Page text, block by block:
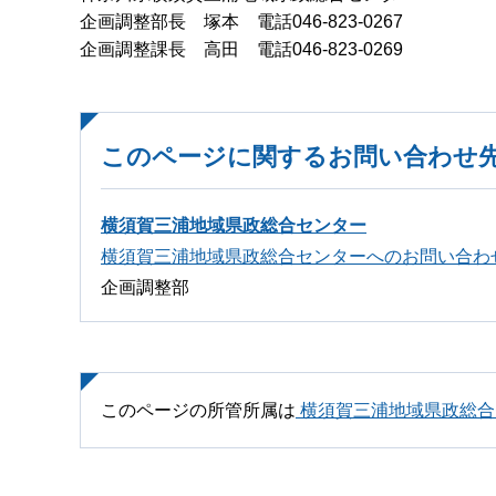
企画調整部長 塚本 電話046-823-0267
企画調整課長 高田 電話046-823-0269
このページに関するお問い合わせ
横須賀三浦地域県政総合センター
横須賀三浦地域県政総合センターへのお問い合わ
企画調整部
このページの所管所属は 横須賀三浦地域県政総